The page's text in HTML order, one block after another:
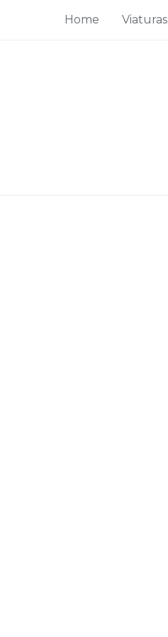
Home Viaturas